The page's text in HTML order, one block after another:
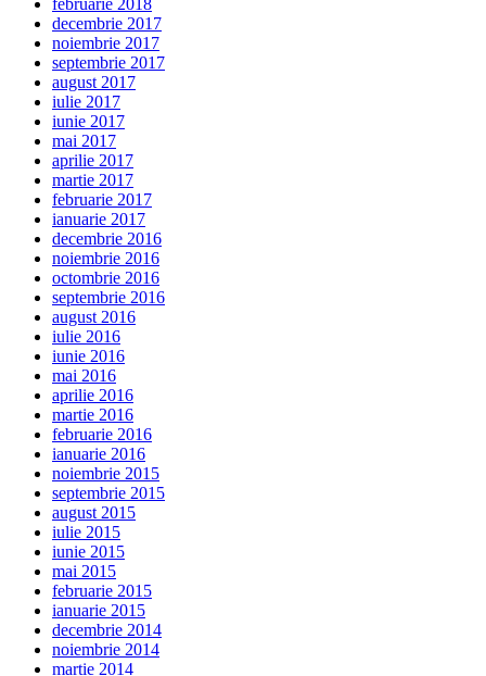
februarie 2018
decembrie 2017
noiembrie 2017
septembrie 2017
august 2017
iulie 2017
iunie 2017
mai 2017
aprilie 2017
martie 2017
februarie 2017
ianuarie 2017
decembrie 2016
noiembrie 2016
octombrie 2016
septembrie 2016
august 2016
iulie 2016
iunie 2016
mai 2016
aprilie 2016
martie 2016
februarie 2016
ianuarie 2016
noiembrie 2015
septembrie 2015
august 2015
iulie 2015
iunie 2015
mai 2015
februarie 2015
ianuarie 2015
decembrie 2014
noiembrie 2014
martie 2014